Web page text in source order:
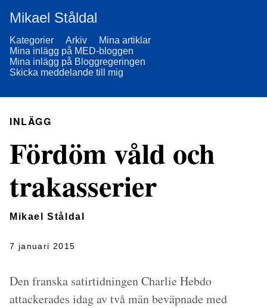
Mikael Ståldal
Kategorier Arkiv
Mina artiklar
Mina inlägg på MED-bloggen
Mina inlägg på Bloggregeringen
Skicka meddelande till mig
INLÄGG
Fördöm våld och
trakasserier
Mikael Ståldal
7 januari 2015
Den franska satirtidningen Charlie Hebdo
attackerades idag av två män beväpnade med